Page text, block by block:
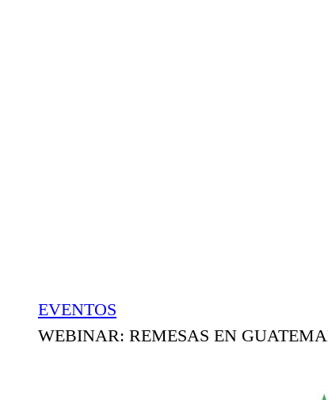
INICIO
EVENTOS
WEBINAR: REMESAS EN